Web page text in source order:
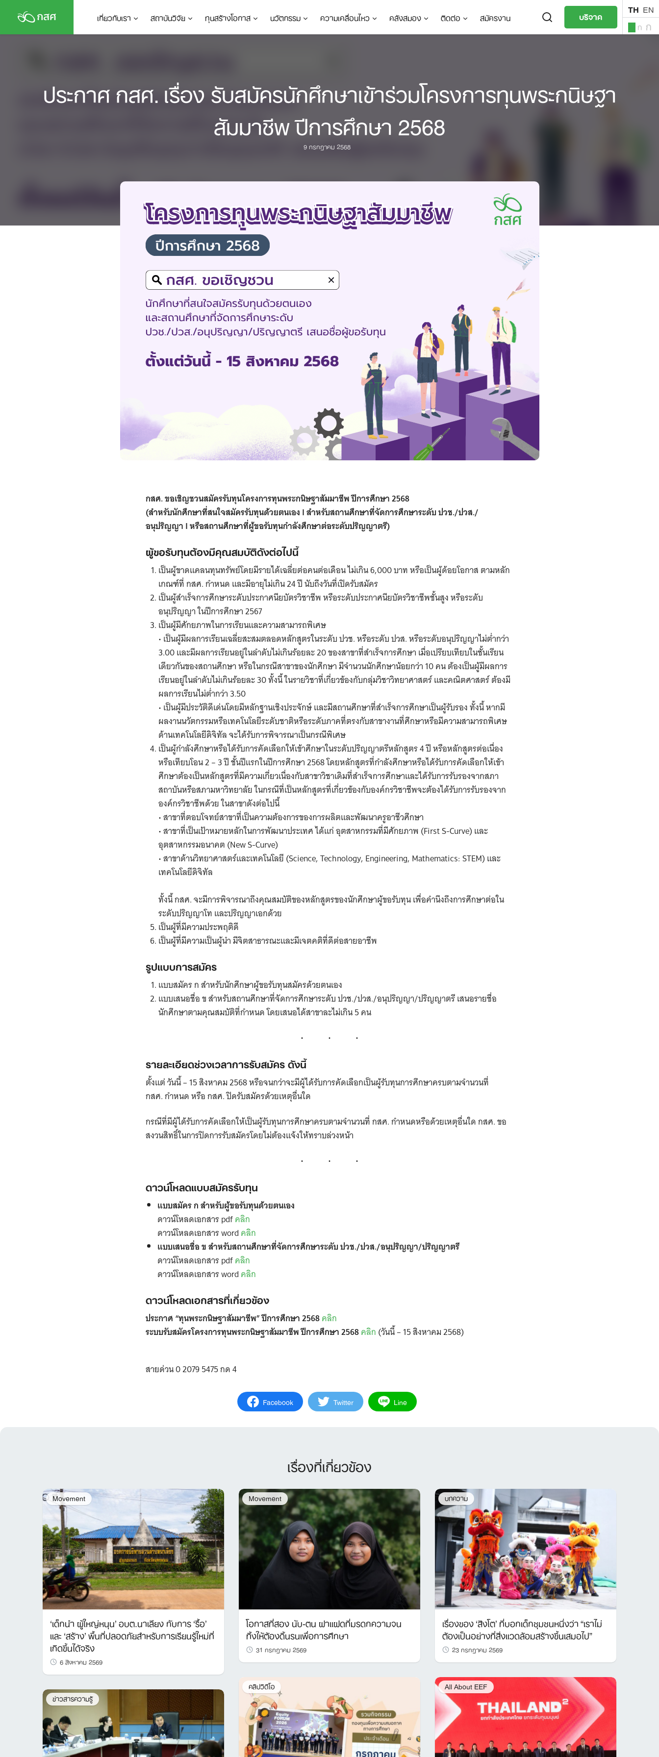
content
เกี่ยวกับเรา สถาบันวิจัย ทุนสร้างโอกาส นวัตกรรม ความเคลื่อนไหว คลังสมอง ติดต่อ สมัครงาน บริจาค TH EN
ก ก
Search
for:
ประกาศ กสศ. เรื่อง รับสมัครนักศึกษาเข้าร่วมโครงการทุนพระกนิษฐา
สัมมาชีพ ปีการศึกษา 2568
9 กรกฎาคม 2568
กสศ. ขอเชิญชวนสมัครรับทุนโครงการทุนพระกนิษฐาสัมมาชีพ ปีการศึกษา 2568
(สำหรับนักศึกษาที่สนใจสมัครรับทุนด้วยตนเอง I สำหรับสถานศึกษาที่จัดการศึกษาระดับ ปวช./ปวส./
อนุปริญญา I หรือสถานศึกษาที่ผู้ขอรับทุนกำลังศึกษาต่อระดับปริญญาตรี)
ผู้ขอรับทุนต้องมีคุณสมบัติดังต่อไปนี้
เป็นผู้ขาดแคลนทุนทรัพย์โดยมีรายได้เฉลี่ยต่อคนต่อเดือน ไม่เกิน 6,000 บาท หรือเป็นผู้ด้อยโอกาส ตามหลัก
เกณฑ์ที่ กสศ. กำหนด และมีอายุไม่เกิน 24 ปี นับถึงวันที่เปิดรับสมัคร
เป็นผู้สำเร็จการศึกษาระดับประกาศนียบัตรวิชาชีพ หรือระดับประกาศนียบัตรวิชาชีพชั้นสูง หรือระดับ
อนุปริญญา ในปีการศึกษา 2567
เป็นผู้มีศักยภาพในการเรียนและความสามารถพิเศษ
• เป็นผู้มีผลการเรียนเฉลี่ยสะสมตลอดหลักสูตรในระดับ ปวช. หรือระดับ ปวส. หรือระดับอนุปริญญาไม่ต่ำกว่า
3.00 และมีผลการเรียนอยู่ในลำดับไม่เกินร้อยละ 20 ของสาขาที่สำเร็จการศึกษา เมื่อเปรียบเทียบในชั้นเรียน
เดียวกันของสถานศึกษา หรือในกรณีสาขาของนักศึกษา มีจำนวนนักศึกษาน้อยกว่า 10 คน ต้องเป็นผู้มีผลการ
เรียนอยู่ในลำดับไม่เกินร้อยละ 30 ทั้งนี้ ในรายวิชาที่เกี่ยวข้องกับกลุ่มวิชาวิทยาศาสตร์ และคณิตศาสตร์ ต้องมี
ผลการเรียนไม่ต่ำกว่า 3.50
• เป็นผู้มีประวัติดีเด่นโดยมีหลักฐานเชิงประจักษ์ และมีสถานศึกษาที่สำเร็จการศึกษาเป็นผู้รับรอง ทั้งนี้ หากมี
ผลงานนวัตกรรมหรือเทคโนโลยีระดับชาติหรือระดับภาคที่ตรงกับสาขางานที่ศึกษาหรือมีความสามารถพิเศษ
ด้านเทคโนโลยีดิจิทัล จะได้รับการพิจารณาเป็นกรณีพิเศษ
เป็นผู้กำลังศึกษาหรือได้รับการคัดเลือกให้เข้าศึกษาในระดับปริญญาตรีหลักสูตร 4 ปี หรือหลักสูตรต่อเนื่อง
หรือเทียบโอน 2 – 3 ปี ชั้นปีแรกในปีการศึกษา 2568 โดยหลักสูตรที่กำลังศึกษาหรือได้รับการคัดเลือกให้เข้า
ศึกษาต้องเป็นหลักสูตรที่มีความเกี่ยวเนื่องกับสาขาวิชาเดิมที่สำเร็จการศึกษาและได้รับการรับรองจากสภา
สถาบันหรือสภามหาวิทยาลัย ในกรณีที่เป็นหลักสูตรที่เกี่ยวข้องกับองค์กรวิชาชีพจะต้องได้รับการรับรองจาก
องค์กรวิชาชีพด้วย ในสาขาดังต่อไปนี้
• สาขาที่ตอบโจทย์สาขาที่เป็นความต้องการของการผลิตและพัฒนาครูอาชีวศึกษา
• สาขาที่เป็นเป้าหมายหลักในการพัฒนาประเทศ ได้แก่ อุตสาหกรรมที่มีศักยภาพ (First S-Curve) และ
อุตสาหกรรมอนาคต (New S-Curve)
• สาขาด้านวิทยาศาสตร์และเทคโนโลยี (Science, Technology, Engineering, Mathematics: STEM) และ
เทคโนโลยีดิจิทัล
ทั้งนี้ กสศ. จะมีการพิจารณาถึงคุณสมบัติของหลักสูตรของนักศึกษาผู้ขอรับทุน เพื่อคำนึงถึงการศึกษาต่อใน
ระดับปริญญาโท และปริญญาเอกด้วย
เป็นผู้ที่มีความประพฤติดี
เป็นผู้ที่มีความเป็นผู้นำ มีจิตสาธารณะและมีเจตคติที่ดีต่อสายอาชีพ
รูปแบบการสมัคร
แบบสมัคร ก สำหรับนักศึกษาผู้ขอรับทุนสมัครด้วยตนเอง
แบบเสนอชื่อ ข สำหรับสถานศึกษาที่จัดการศึกษาระดับ ปวช./ปวส./อนุปริญญา/ปริญญาตรี เสนอรายชื่อ
นักศึกษาตามคุณสมบัติที่กำหนด โดยเสนอได้สาขาละไม่เกิน 5 คน
รายละเอียดช่วงเวลาการรับสมัคร ดังนี้
ตั้งแต่ วันนี้ – 15 สิงหาคม 2568 หรือจนกว่าจะมีผู้ได้รับการคัดเลือกเป็นผู้รับทุนการศึกษาครบตามจำนวนที่
กสศ. กำหนด หรือ กสศ. ปิดรับสมัครด้วยเหตุอื่นใด
กรณีที่มีผู้ได้รับการคัดเลือกให้เป็นผู้รับทุนการศึกษาครบตามจำนวนที่ กสศ. กำหนดหรือด้วยเหตุอื่นใด กสศ. ขอ
สงวนสิทธิ์ในการปิดการรับสมัครโดยไม่ต้องแจ้งให้ทราบล่วงหน้า
ดาวน์โหลดแบบสมัครรับทุน
แบบสมัคร ก สำหรับผู้ขอรับทุนด้วยตนเอง
ดาวน์โหลดเอกสาร pdfคลิก
ดาวน์โหลดเอกสาร word คลิก
แบบเสนอชื่อ ข สำหรับสถานศึกษาที่จัดการศึกษาระดับ ปวช./ปวส./อนุปริญญา/ปริญญาตรี
ดาวน์โหลดเอกสาร pdfคลิก
ดาวน์โหลดเอกสาร word คลิก
ดาวน์โหลดเอกสารที่เกี่ยวข้อง
ประกาศ “ทุนพระกนิษฐาสัมมาชีพ” ปีการศึกษา 2568คลิก
ระบบรับสมัครโครงการทุนพระกนิษฐาสัมมาชีพ ปีการศึกษา 2568คลิก (วันนี้ – 15 สิงหาคม 2568)
สายด่วน 0 2079 5475 กด 4
Facebook Twitter Line
เรื่องที่เกี่ยวข้อง
Movement
‘เด็กนำ ผู้ใหญ่หนุน’ อบต.นาเลียง กับการ ‘รื้อ’
และ ‘สร้าง’ พื้นที่ปลอดภัยสำหรับการเรียนรู้ใหม่ที่
เกิดขึ้นได้จริง
6 สิงหาคม 2569
ข่าวสารความรู้
Movement
โอกาสที่สอง นับ-ตน ฝาแฝดที่มรดกความจน
ทิ้งให้ต้องดิ้นรนเพื่อการศึกษา
31 กรกฎาคม 2569
คลิปวิดีโอ
บทความ
เรื่องของ ‘สิงโต’ ที่บอกเด็กชุมชนหนึ่งว่า “เราไม่
ต้องเป็นอย่างที่สิ่งแวดล้อมสร้างขึ้นเสมอไป”
23 กรกฎาคม 2569
All About EEF